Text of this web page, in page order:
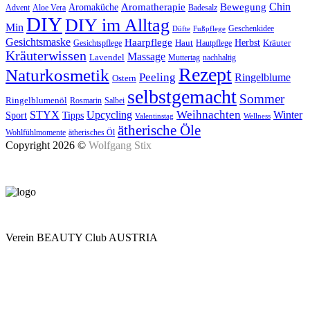
Advent Aloe Vera Aromaküche Aromatherapie Badesalz Bewegung Chin
Min DIYDIY im Alltag Düfte Fußpflege Geschenkidee
Gesichtsmaske Gesichtspflege Haarpflege Haut Hautpflege Herbst Kräuter
Kräuterwissen Lavendel Massage Muttertag nachhaltig
Naturkosmetik Ostern Peeling Rezept Ringelblume
Ringelblumenöl Rosmarin Salbei selbstgemacht Sommer
Sport STYX Tipps Upcycling Valentinstag Weihnachten Wellness Winter
Wohlfühlmomente ätherisches Öl ätherische Öle
Copyright 2026 © Wolfgang Stix
Verein BEAUTY Club AUSTRIA